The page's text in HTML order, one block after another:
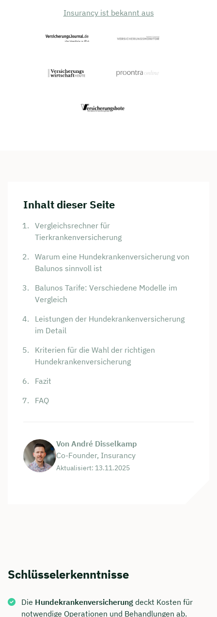
Insurancy ist bekannt aus
Inhalt dieser Seite
Vergleichsrechner für
Tierkrankenversicherung
Warum eine Hundekrankenversicherung von
Balunos sinnvoll ist
Balunos Tarife: Verschiedene Modelle im
Vergleich
Leistungen der Hundekrankenversicherung
im Detail
Kriterien für die Wahl der richtigen
Hundekrankenversicherung
Fazit
FAQ
Von André Disselkamp
Co-Founder, Insurancy
Aktualisiert: 13.11.2025
Schlüsselerkenntnisse
Die Hundekrankenversicherung deckt Kosten für
notwendige Operationen und Behandlungen ab.